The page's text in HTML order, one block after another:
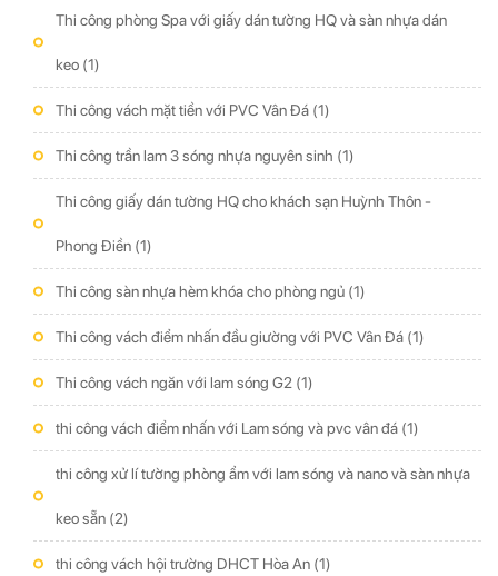
Thi công phòng Spa với giấy dán tường HQ và sàn nhựa dán
keo (1)
Thi công vách mặt tiền với PVC Vân Đá (1)
Thi công trần lam 3 sóng nhựa nguyên sinh (1)
Thi công giấy dán tường HQ cho khách sạn Huỳnh Thôn -
Phong Điền (1)
Thi công sàn nhựa hèm khóa cho phòng ngủ (1)
Thi công vách điểm nhấn đầu giường với PVC Vân Đá (1)
Thi công vách ngăn với lam sóng G2 (1)
thi công vách điểm nhấn với Lam sóng và pvc vân đá (1)
thi công xử lí tường phòng ẩm với lam sóng và nano và sàn nhựa
keo sẵn (2)
thi công vách hội trường DHCT Hòa An (1)